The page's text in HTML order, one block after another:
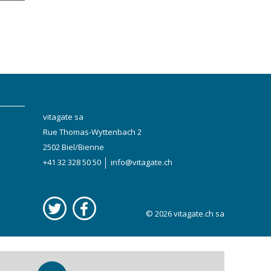
vitagate sa
Rue Thomas-Wyttenbach 2
2502 Biel/Bienne
+41 32 328 50 50
info@vitagate.ch
© 2026vitagate.ch sa